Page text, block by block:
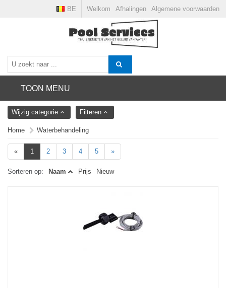
Welkom Afhalingen Algemene voorwaarden
BE
TOON MENU
Wijzig categorie Filteren
Home Waterbehandeling
« 1 2 3 4 5 »
Sorteren op: Naam Prijs Nieuw